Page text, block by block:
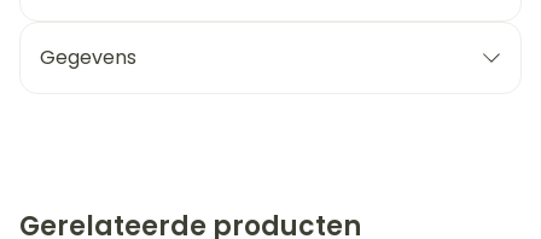
Gegevens
Gerelateerde producten